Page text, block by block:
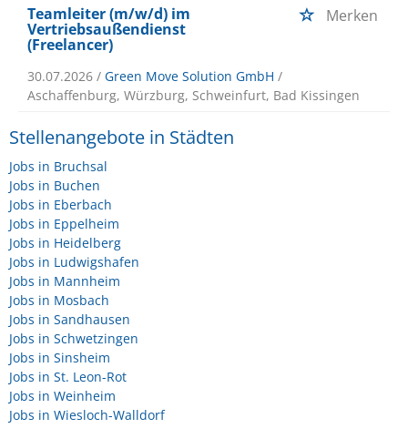
Teamleiter (m/w/d) im
Vertriebsaußendienst
(Freelancer)
Merken
30.07.2026 / Green Move Solution GmbH /
Aschaffenburg, Würzburg, Schweinfurt, Bad Kissingen
Stellenangebote in Städten
Jobs in Bruchsal
Jobs in Buchen
Jobs in Eberbach
Jobs in Eppelheim
Jobs in Heidelberg
Jobs in Ludwigshafen
Jobs in Mannheim
Jobs in Mosbach
Jobs in Sandhausen
Jobs in Schwetzingen
Jobs in Sinsheim
Jobs in St. Leon-Rot
Jobs in Weinheim
Jobs in Wiesloch-Walldorf